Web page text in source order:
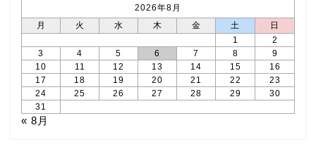
2026年8月
月
火 水 木 金 土
日
1
2
3
4 5 6 7 8
9
10
11 12 13 14 15
16
17
18 19 20 21 22
23
24
25 26 27 28 29
30
31
« 8月